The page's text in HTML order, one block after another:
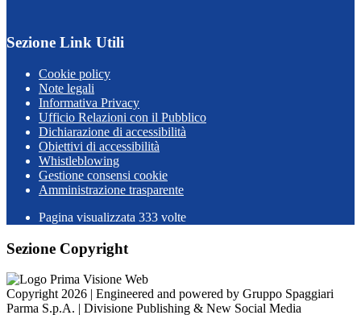
Sezione Link Utili
Cookie policy
Note legali
Informativa Privacy
Ufficio Relazioni con il Pubblico
Dichiarazione di accessibilità
Obiettivi di accessibilità
Whistleblowing
Gestione consensi cookie
Amministrazione trasparente
Pagina visualizzata 333 volte
Sezione Copyright
Copyright 2026 | Engineered and powered by Gruppo Spaggiari
Parma S.p.A. | Divisione Publishing & New Social Media